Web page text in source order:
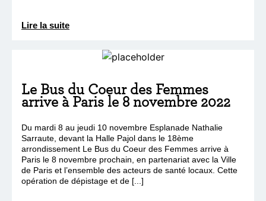
Lire la suite
Le Bus du Coeur des Femmes
arrive à Paris le 8 novembre 2022
Du mardi 8 au jeudi 10 novembre Esplanade Nathalie
Sarraute, devant la Halle Pajol dans le 18ème
arrondissement Le Bus du Coeur des Femmes arrive à
Paris le 8 novembre prochain, en partenariat avec la Ville
de Paris et l’ensemble des acteurs de santé locaux. Cette
opération de dépistage et de [...]